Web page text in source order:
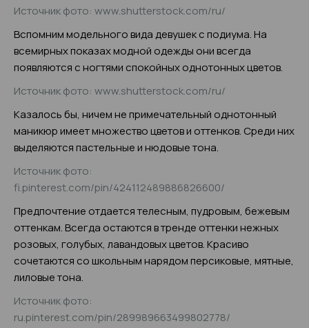
Источник фото: www.shutterstock.com/ru/
Вспомним модельного вида девушек с подиума. На
всемирных показах модной одежды они всегда
появляются с ногтями спокойных однотонных цветов.
Источник фото: www.shutterstock.com/ru/
Казалось бы, ничем не примечательный однотонный
маникюр имеет множество цветов и оттенков. Среди них
выделяются пастельные и нюдовые тона.
Источник фото:
fi.pinterest.com/pin/424112489886826600/
Предпочтение отдается телесным, пудровым, бежевым
оттенкам. Всегда остаются в тренде оттенки нежных
розовых, голубых, лавандовых цветов. Красиво
сочетаются со школьным нарядом персиковые, мятные,
лиловые тона.
Источник фото:
ru.pinterest.com/pin/289989663499802778/